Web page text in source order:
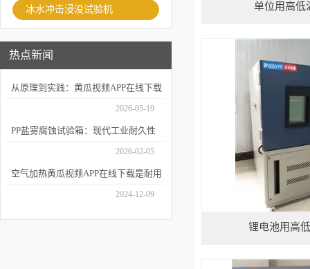
冰水冲击浸没试验机
热点新闻
从原理到实践：黄瓜视频APP在线下载
如何精准模拟海洋腐蚀环境？2026-05-19
PP盐雾腐蚀试验箱：现代工业耐久性
2026-02-05
空气加热黄瓜视频APP在线下载是耐用
2024-12-09
单位用高低
锂电池用高